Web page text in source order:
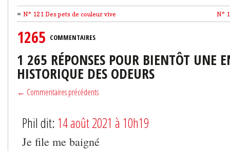
N°
« N° 121 Des pets de couleur vive
1265 COMMENTAIRES
1 265 RÉPONSES POUR BIENTÔT UNE
HISTORIQUE DES ODEURS
← Commentaires précédents
Phil dit: 14 août 2021 à 10h19
Je file me baigné